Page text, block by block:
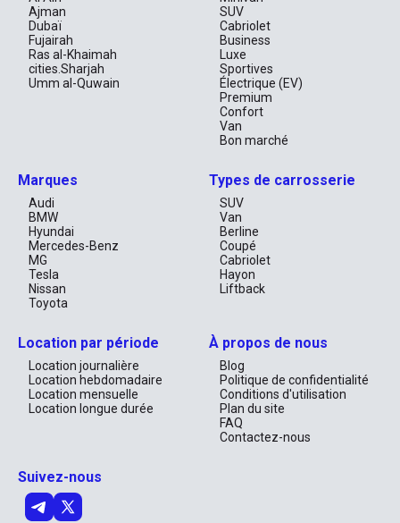
Ajman
Dubaï
Fujairah
Ras al-Khaimah
cities.Sharjah
Umm al-Quwain
SUV
Cabriolet
Business
Luxe
Sportives
Électrique (EV)
Premium
Confort
Van
Bon marché
Marques
Audi
BMW
Hyundai
Mercedes-Benz
MG
Tesla
Nissan
Toyota
Types de carrosserie
SUV
Van
Berline
Coupé
Cabriolet
Hayon
Liftback
Location par période
Location journalière
Location hebdomadaire
Location mensuelle
Location longue durée
À propos de nous
Blog
Politique de confidentialité
Conditions d'utilisation
Plan du site
FAQ
Contactez-nous
Suivez-nous